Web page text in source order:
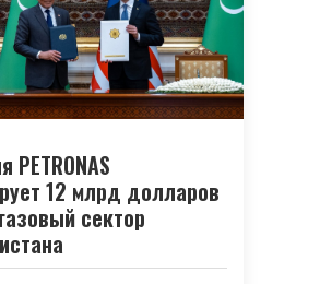
PETRONAS
12 млрд долларов
сектор